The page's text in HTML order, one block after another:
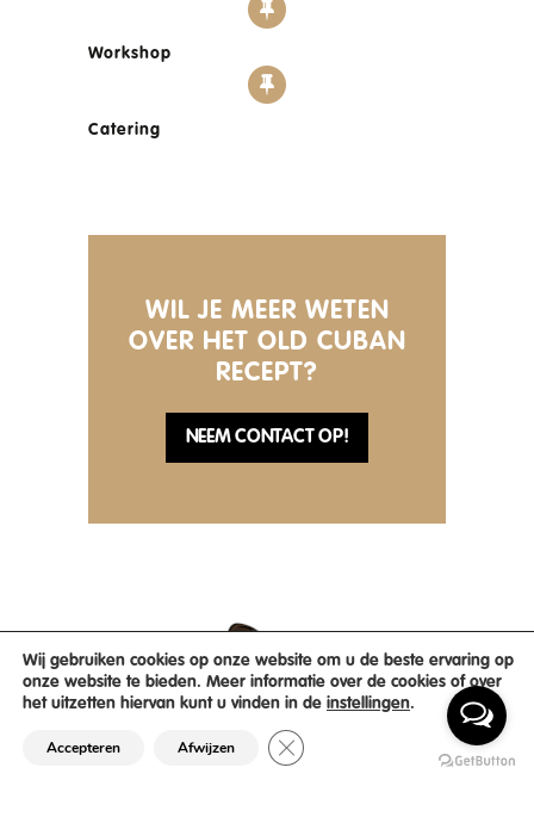
Workshop
Catering
WIL JE MEER WETEN
OVER HET OLD CUBAN
RECEPT?
NEEM CONTACT OP!
Wij gebruiken cookies op onze website om u de beste ervaring op
onze website te bieden. Meer informatie over de cookies of over
het uitzetten hiervan kunt u vinden in de instellingen.
Accepteren Afwijzen Sluit AVG/GDPR cookie banner